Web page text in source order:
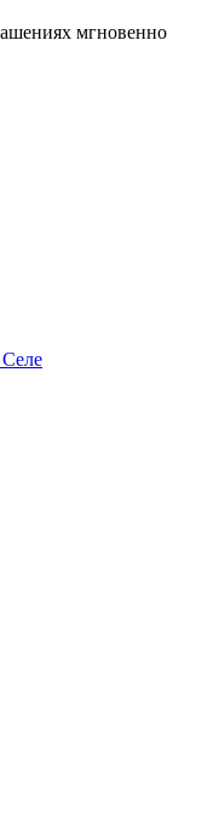
мгновенно